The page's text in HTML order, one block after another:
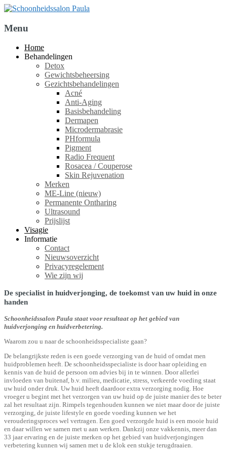
Menu
Skip
Home
Behandelingen
Detox
Gewichtsbeheersing
Gezichtsbehandelingen
Acné
Anti-Aging
Basisbehandeling
Dermapen
Microdermabrasie
PHformula
Pigment
Radio Frequent
Rosacea / Couperose
Skin Rejuvenation
Merken
ME-Line (nieuw)
Permanente Ontharing
Ultrasound
Prijslijst
Visagie
Informatie
Contact
Nieuwsoverzicht
Privacyregelement
Wie zijn wij
De specialist in huidverjonging, de toekomst van uw huid in onze
handen
Schoonheidssalon Paula staat voor resultaat op het gebied van
huidverjonging en huidverbetering.
Waarom zou u naar de schoonheidsspecialiste gaan?
De belangrijkste reden is een goede verzorging van de huid of omdat men
huidproblemen heeft. De schoonheidsspecialiste is door haar opleiding en
kennis van de huid de persoon om advies bij in te winnen. Door allerlei
invloeden van buitenaf, b.v. milieu, medicatie, stress, verkeerde voeding staat
uw huid onder druk. Uw huid heeft daardoor extra verzorging nodig. Hoe
vroeger u begint met het verzorgen van uw huid op de juiste manier des te beter
zal het resultaat zijn. Rimpels tegenhouden kunnen we niet maar door de juiste
verzorging, de juiste lifestyle en goede voeding kunnen we het
verouderingsproces wel vertragen. Een goed verzorgde huid is een mooie huid
en daar willen we samen met u aan werken. Dankzij onze vakkennis, meer dan
33 jaar ervaring en de juiste merken op het gebied van huidverjongingen
verbetering kunnen wij samen met u de klok een stukje terugdraaien.